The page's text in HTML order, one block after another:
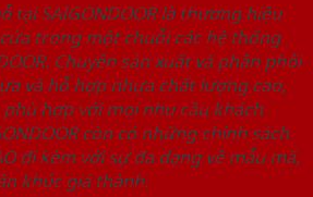
tại SAIGONDOOR là thương hiệu
trong một chuỗi các hệ thống
Chuyên sản xuất và phân phối
và hỗ hợp nhựa chất lượng cao,
hợp với mọi nhu cầu khách
còn có những chính sách
đi kèm với sự đa dạng về mẫu mã,
khúc giá thành.